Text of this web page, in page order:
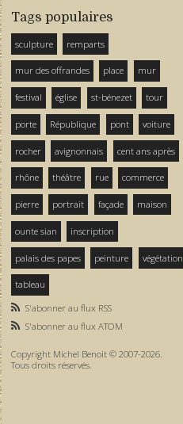
Tags populaires
sculpture remparts
mur des offrandes place mur
festival église st-bénezet tour
porte République pont voiture
rocher avignonnais cent ans après
rhône théâtre rue commerce
pierre portrait façade maison
ounte sian inscription
palais des papes peinture végétation
tableau
S'abonner au flux RSS
S'abonner au flux ATOM
Copyright Michel Benoit © 2007-2026.
Tous droits réservés.